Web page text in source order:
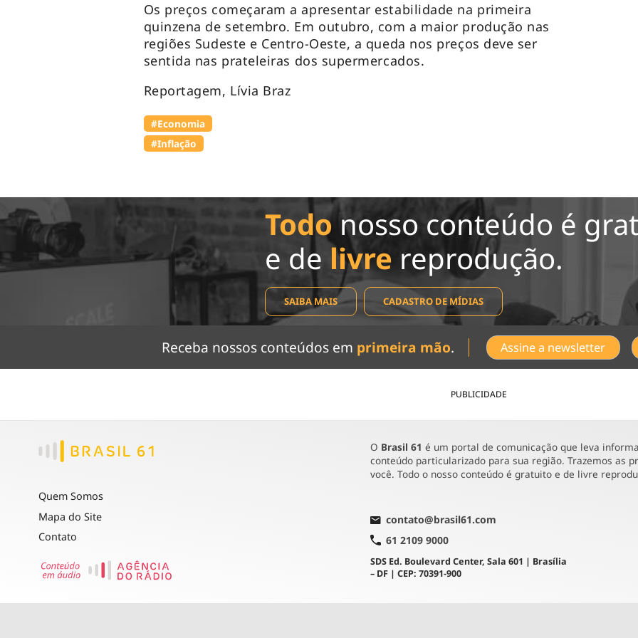
Os preços começaram a apresentar estabilidade na primeira
quinzena de setembro. Em outubro, com a maior produção nas
regiões Sudeste e Centro-Oeste, a queda nos preços deve ser
sentida nas prateleiras dos supermercados.
Reportagem, Lívia Braz
#Economia
#Inflação
Todonosso conteúdo é
e de livre reprodução.
SAIBA MAIS CADASTRO DE MÍDIAS
Receba nossos conteúdos em primeira mão. Assine a newsletter
PUBLICIDADE
Quem Somos
Mapa do Site
Contato
O Brasil 61 é um portal de comunicação que leva
conteúdo particularizado para sua região. Trazemos as
você. Todo o nosso conteúdo é gratuito e de livre
contato@brasil61.com
61 2109 9000
SDS Ed. Boulevard Center, Sala 601 | Brasília
– DF | CEP: 70391-900